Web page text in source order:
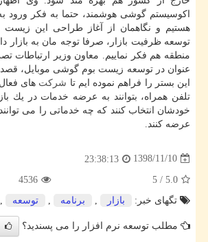
اكوسیستم گوشی هوشمند، حتما به فكر ورود
هستیم و نگاهمان از آغاز طراحی این زیست
توسعه ظرفیت بازار، صرفا توجه مان به بازار
منطقه هم فكر نماییم. معاون وزیر ارتباطات
عنوان در توسعه زیست بوم گوشی موبایل،
این بستر را فراهم نموده ایم تا شركت های
تلفن همراه، بتوانند به عرضه خدمات در یك
خودشان انتخاب كنند كه چه خدماتی را می
عرضه كنند.
1398/11/10
23:38:13
5.0
/
5
4536
تگهای خبر:
بازار برنامه توسعه
مطلب توسعه نرم افزار را می پسندید؟